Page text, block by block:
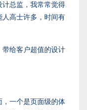
总监，我常常觉得
高士许多，时间有
给客户超值的设计
一个是页面级的体